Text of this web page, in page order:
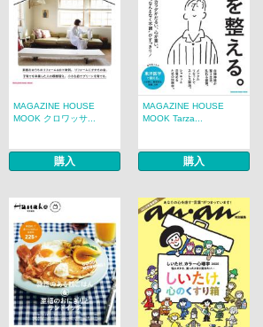
MAGAZINE HOUSE
MOOK クロワッサ...
購入
MAGAZINE HOUSE
MOOK Tarza...
購入